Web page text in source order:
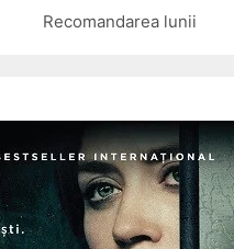
Recomandarea lunii